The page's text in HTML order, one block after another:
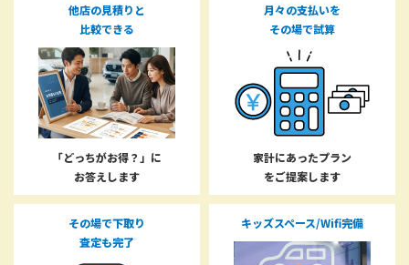
他店の見積りと
比較できる
「どっちがお得？」に
お答えします
月々の支払いを
その場で試算
家計にあったプラン
をご提案します
その場で下取り
査定も完了
キッズスペース/Wifi完備